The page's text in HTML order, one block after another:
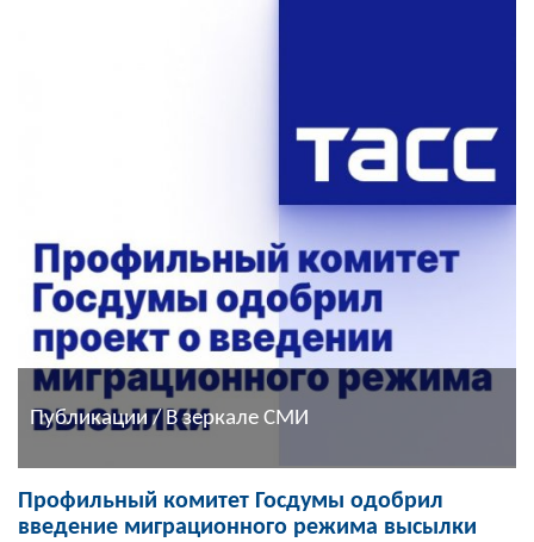
Публикации / В зеркале СМИ
Профильный комитет Госдумы одобрил
введение миграционного режима высылки